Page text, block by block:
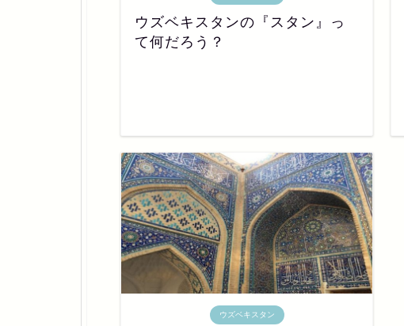
ウズベキスタンの『スタン』っ
て何だろう？
ウズベキスタン